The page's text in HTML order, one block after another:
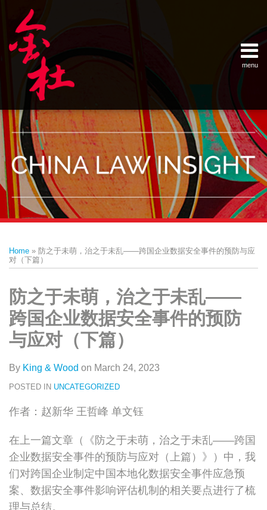
content
menu
Home
- 关于
金杜
Services
- 专业领
域
Contact
- 联系
我们
English
Example Link
China Banking Regulatory
China Insurance Regulatory
China Securities Regulatory
General Administration of Customs
Ministry of Commerce
National Development and Reform
Pacific Rim Advisory Council
State Administration for Industry &
State Administration of Foreign
Supreme People’s Court
World Law Group
RSS
LinkedIn
Weibo
Home » 防之于未萌，治之于未乱——跨国企业数据安全事件的预防与应
对（下篇）
防之于未萌，治之于未乱——
跨国企业数据安全事件的预防
与应对（下篇）
By King & Wood on March 24, 2023
POSTED IN UNCATEGORIZED
作者：赵新华 王哲峰 单文钰
在上一篇文章（《防之于未萌，治之于未乱——跨国
企业数据安全事件的预防与应对（上篇）》）中，我
们对跨国企业制定中国本地化数据安全事件应急预
案、数据安全事件影响评估机制的相关要点进行了梳
理与总结。
this
post
this
post
this
post
this
post
LinkedIn